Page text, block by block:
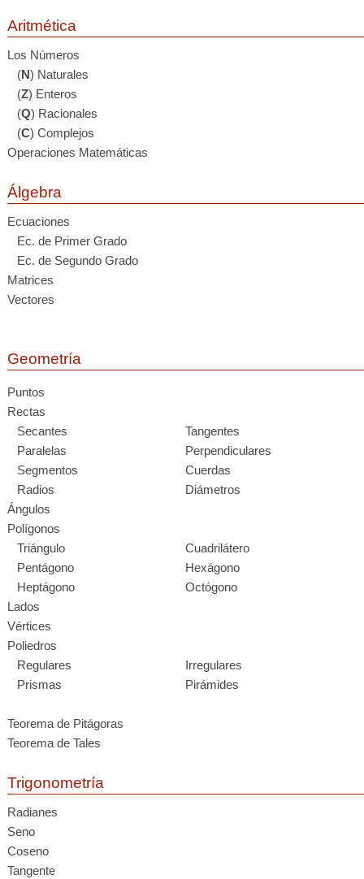
Aritmética
Los Números
(N) Naturales
(Z) Enteros
(Q) Racionales
(C) Complejos
Operaciones Matemáticas
Álgebra
Ecuaciones
Ec. de Primer Grado
Ec. de Segundo Grado
Matrices
Vectores
Geometría
Puntos
Rectas
Secantes
Tangentes
Paralelas
Perpendiculares
Segmentos
Cuerdas
Radios
Diámetros
Ángulos
Polígonos
Triángulo
Cuadrilátero
Pentágono
Hexágono
Heptágono
Octógono
Lados
Vértices
Poliedros
Regulares
Irregulares
Prismas
Pirámides
Teorema de Pitágoras
Teorema de Tales
Trigonometría
Radianes
Seno
Coseno
Tangente